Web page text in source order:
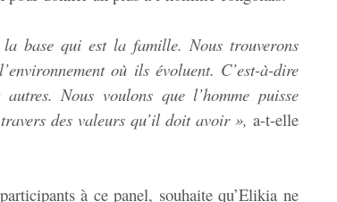
base qui est la famille. Nous trouverons
où ils évoluent. C’est-à-dire
Nous voulons que l’homme puisse
des valeurs qu’il doit avoir », a-t-elle
à ce panel, souhaite qu’Elikia ne